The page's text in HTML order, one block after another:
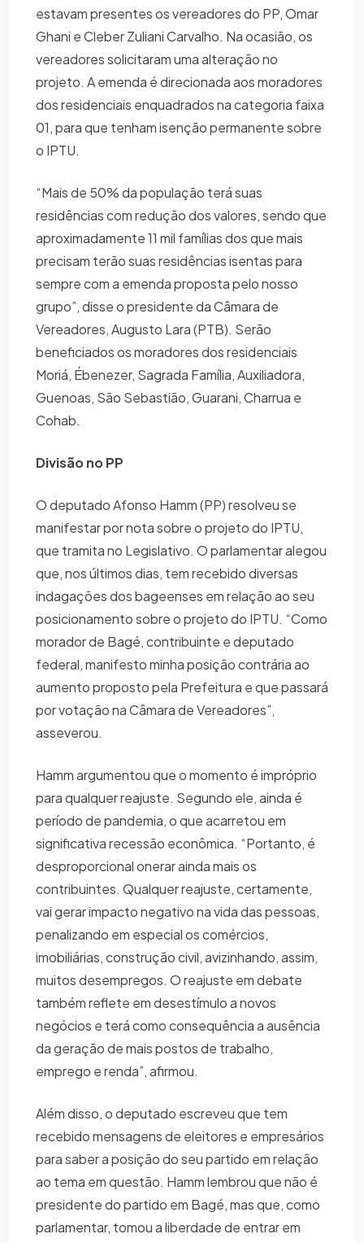
estavam presentes os vereadores do PP, Omar
Ghani e Cleber Zuliani Carvalho. Na ocasião, os
vereadores solicitaram uma alteração no
projeto. A emenda é direcionada aos moradores
dos residenciais enquadrados na categoria faixa
01, para que tenham isenção permanente sobre
o IPTU.
“Mais de 50% da população terá suas
residências com redução dos valores, sendo que
aproximadamente 11 mil famílias dos que mais
precisam terão suas residências isentas para
sempre com a emenda proposta pelo nosso
grupo”, disse o presidente da Câmara de
Vereadores, Augusto Lara (PTB). Serão
beneficiados os moradores dos residenciais
Moriá, Ébenezer, Sagrada Família, Auxiliadora,
Guenoas, São Sebastião, Guarani, Charrua e
Cohab.
Divisão no PP
O deputado Afonso Hamm (PP) resolveu se
manifestar por nota sobre o projeto do IPTU,
que tramita no Legislativo. O parlamentar alegou
que, nos últimos dias, tem recebido diversas
indagações dos bageenses em relação ao seu
posicionamento sobre o projeto do IPTU. “Como
morador de Bagé, contribuinte e deputado
federal, manifesto minha posição contrária ao
aumento proposto pela Prefeitura e que passará
por votação na Câmara de Vereadores”,
asseverou.
Hamm argumentou que o momento é impróprio
para qualquer reajuste. Segundo ele, ainda é
período de pandemia, o que acarretou em
significativa recessão econômica. “Portanto, é
desproporcional onerar ainda mais os
contribuintes. Qualquer reajuste, certamente,
vai gerar impacto negativo na vida das pessoas,
penalizando em especial os comércios,
imobiliárias, construção civil, avizinhando, assim,
muitos desempregos. O reajuste em debate
também reflete em desestímulo a novos
negócios e terá como consequência a ausência
da geração de mais postos de trabalho,
emprego e renda”, afirmou.
Além disso, o deputado escreveu que tem
recebido mensagens de eleitores e empresários
para saber a posição do seu partido em relação
ao tema em questão. Hamm lembrou que não é
presidente do partido em Bagé, mas que, como
parlamentar, tomou a liberdade de entrar em